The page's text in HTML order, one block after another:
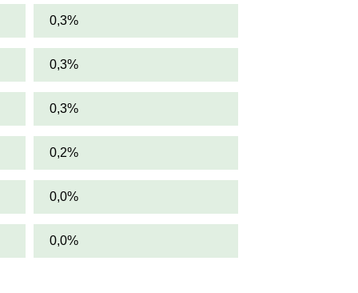
0,3%
0,3%
0,3%
0,2%
0,0%
0,0%